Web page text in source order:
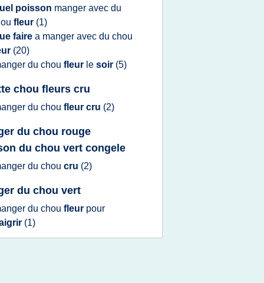
poisson manger avec du
fleur (1)
faire a manger avec du chou
(20)
du chou fleur le soir (5)
chou fleurs cru
du chou fleur cru (2)
du chou rouge
du chou vert congele
du chou cru (2)
du chou vert
du chou fleur pour
(1)